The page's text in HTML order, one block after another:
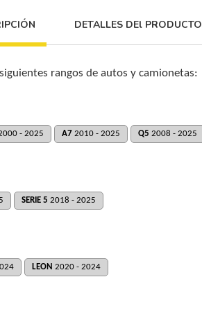
DETALLES DEl PRODUCTO
rangos de autos y camionetas:
- 2025 A7 2010 - 2025 Q5 2008 - 2025
SERIE 5 2018 - 2025
LEON 2020 - 2024